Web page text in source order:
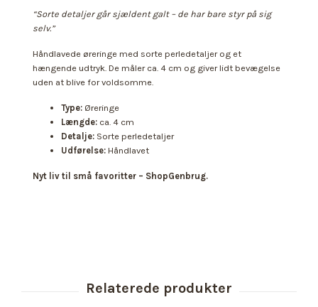
“Sorte detaljer går sjældent galt – de har bare styr på sig
selv.”
Håndlavede øreringe med sorte perledetaljer og et
hængende udtryk. De måler ca. 4 cm og giver lidt bevægelse
uden at blive for voldsomme.
Type: Øreringe
Længde: ca. 4 cm
Detalje: Sorte perledetaljer
Udførelse: Håndlavet
Nyt liv til små favoritter – ShopGenbrug.